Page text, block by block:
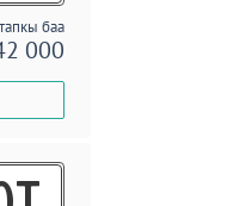
баа
000